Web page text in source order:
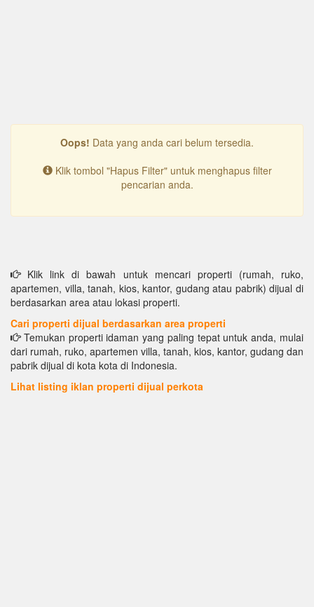
Oops! Data yang anda cari belum tersedia.
Klik tombol "Hapus Filter" untuk menghapus filter
pencarian anda.
Klik link di bawah untuk mencari properti (rumah, ruko,
apartemen, villa, tanah, kios, kantor, gudang atau pabrik) dijual di
berdasarkan area atau lokasi properti.
Cari properti dijual berdasarkan area properti
Temukan properti idaman yang paling tepat untuk anda, mulai
dari rumah, ruko, apartemen villa, tanah, kios, kantor, gudang dan
pabrik dijual di kota kota di Indonesia.
Lihat listing iklan properti dijual perkota